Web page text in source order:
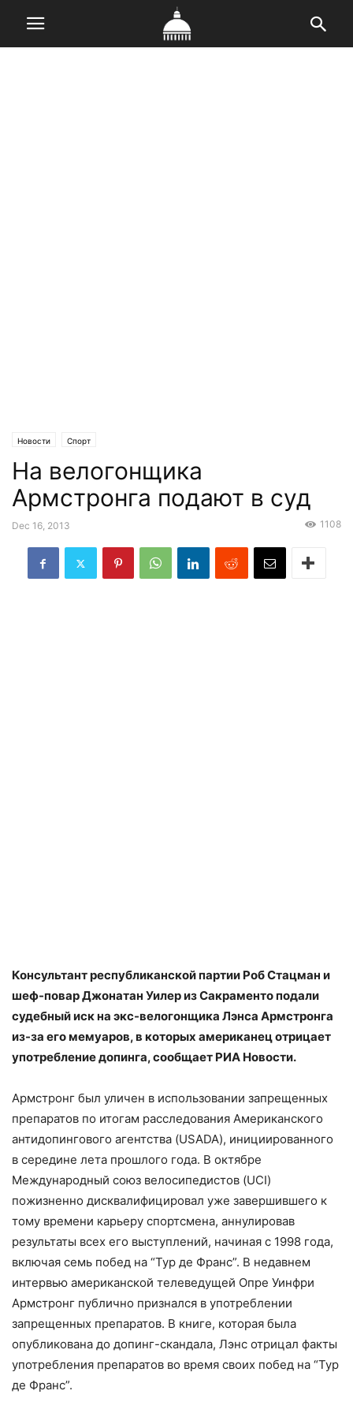
Новости Спорт
На велогонщика
Армстронга подают в суд
Dec 16, 2013 1108
Консультант республиканской партии Роб Стацман и
шеф-повар Джонатан Уилер из Сакраменто подали
судебный иск на экс-велогонщика Лэнса Армстронга
из-за его мемуаров, в которых американец отрицает
употребление допинга, сообщает РИА Новости.
Армстронг был уличен в использовании запрещенных
препаратов по итогам расследования Американского
антидопингового агентства (USADA), инициированного
в середине лета прошлого года. В октябре
Международный союз велосипедистов (UCI)
пожизненно дисквалифицировал уже завершившего к
тому времени карьеру спортсмена, аннулировав
результаты всех его выступлений, начиная с 1998 года,
включая семь побед на “Тур де Франс”. В недавнем
интервью американской телеведущей Опре Уинфри
Армстронг публично признался в употреблении
запрещенных препаратов. В книге, которая была
опубликована до допинг-скандала, Лэнс отрицал факты
употребления препаратов во время своих побед на “Тур
де Франс”.